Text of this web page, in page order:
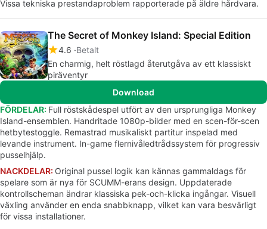
Vissa tekniska prestandaproblem rapporterade på äldre hårdvara.
The Secret of Monkey Island: Special Edition
4.6 Betalt
En charmig, helt röstlagd återutgåva av ett klassiskt
piräventyr
Download
FÖRDELAR: Full röstskådespel utfört av den ursprungliga Monkey
Island-ensemblen. Handritade 1080p-bilder med en scen-för-scen
hetbytestoggle. Remastrad musikaliskt partitur inspelad med
levande instrument. In-game flernivåledtrådssystem för progressiv
pusselhjälp.
NACKDELAR: Original pussel logik kan kännas gammaldags för
spelare som är nya för SCUMM-erans design. Uppdaterade
kontrollscheman ändrar klassiska pek-och-klicka ingångar. Visuell
växling använder en enda snabbknapp, vilket kan vara besvärligt
för vissa installationer.